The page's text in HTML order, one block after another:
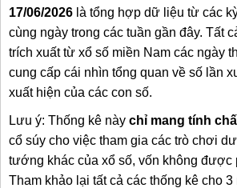
17/06/2026 là tổng hợp dữ liệu từ các
cùng ngày trong các tuần gần đây. Tất
trích xuất từ xổ số miền Nam các ngày
cung cấp cái nhìn tổng quan về số lần
xuất hiện của các con số.
Lưu ý: Thống kê này chỉ mang tính
cổ súy cho việc tham gia các trò chơi
tướng khác của xổ số, vốn không được
Tham khảo lại tất cả các thống kê cho